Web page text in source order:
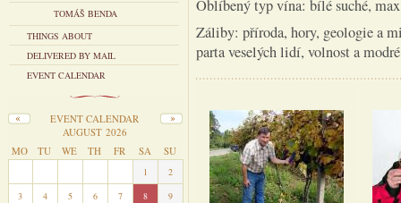
TOMÁŠ BENDA
THINGS ABOUT
DELIVERED BY MAIL
EVENT CALENDAR
EVENT CALENDAR
AUGUST 2026
MO
TU WE TH FR SA SU
1
2
3
4 5 6 7 8
9
Oblíbený typ vína: bílé suché,
Záliby: příroda, hory, geologie a
parta veselých lidí, volnost a